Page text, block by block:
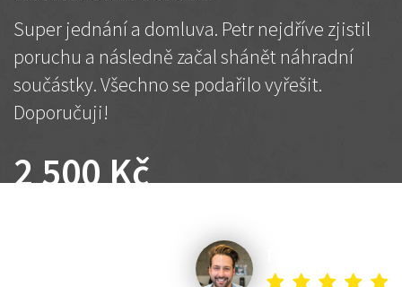
Super jednání a domluva. Petr nejdříve zjistil
poruchu a následně začal shánět náhradní
součástky. Všechno se podařilo vyřešit.
Doporučuji!
2 500 Kč